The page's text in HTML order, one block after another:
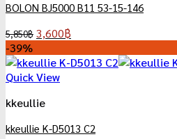
BOLON BJ5000 B11 53-15-146
5,850฿ Original
was:
5,850฿.
3,600฿
is:
-39%
Quick View
kkeullie
kkeullie K-D5013 C2